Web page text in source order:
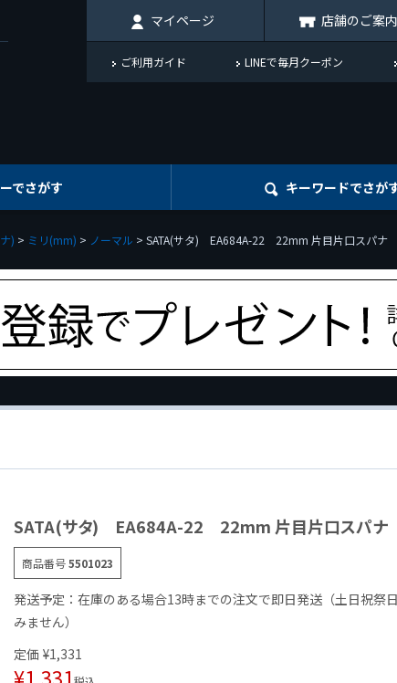
マイページ 店舗のご案内
ご利用ガイド LINEで毎月クーポン
でさがす キーワードでさが
) ミリ(mm) ノーマル SATA(サタ) EA684A-22 22mm 片目片口スパナ
SATA(サタ) EA684A-22 22mm 片目片口スパナ
商品番号5501023
発送予定：在庫のある場合13時までの注文で即日発送（土日祝祭
みません）
定価 ¥1,331
¥1,331